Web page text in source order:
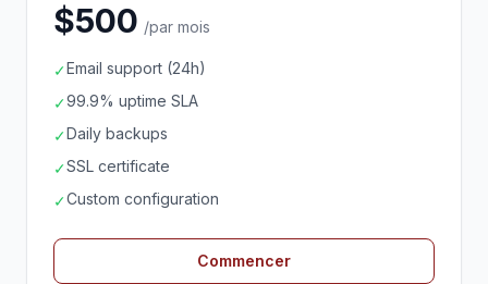
$500 /par mois
✓Email support (24h)
✓99.9% uptime SLA
✓Daily backups
✓SSL certificate
✓Custom configuration
Commencer